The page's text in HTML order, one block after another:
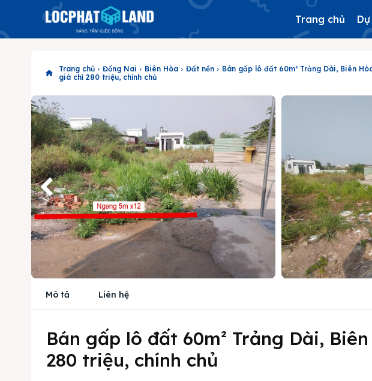
Trang chủ
Trang chủ Đồng Nai Biên Hòa Đất nền
Bán gấp lô đất 60m² Trảng Dài, Biên
giá chỉ 280 triệu, chính chủ
Mô tả Liên hệ
Bán gấp lô đất 60m² Trảng Dài,
280 triệu, chính chủ